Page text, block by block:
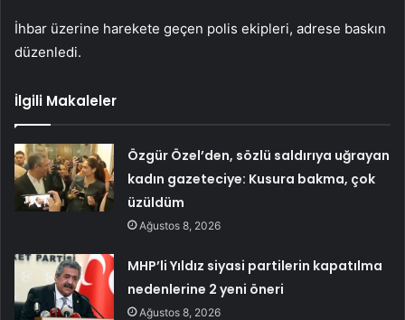
İhbar üzerine harekete geçen polis ekipleri, adrese baskın
düzenledi.
İlgili Makaleler
Özgür Özel’den, sözlü saldırıya uğrayan
kadın gazeteciye: Kusura bakma, çok
üzüldüm
Ağustos 8, 2026
MHP’li Yıldız siyasi partilerin kapatılma
nedenlerine 2 yeni öneri
Ağustos 8, 2026